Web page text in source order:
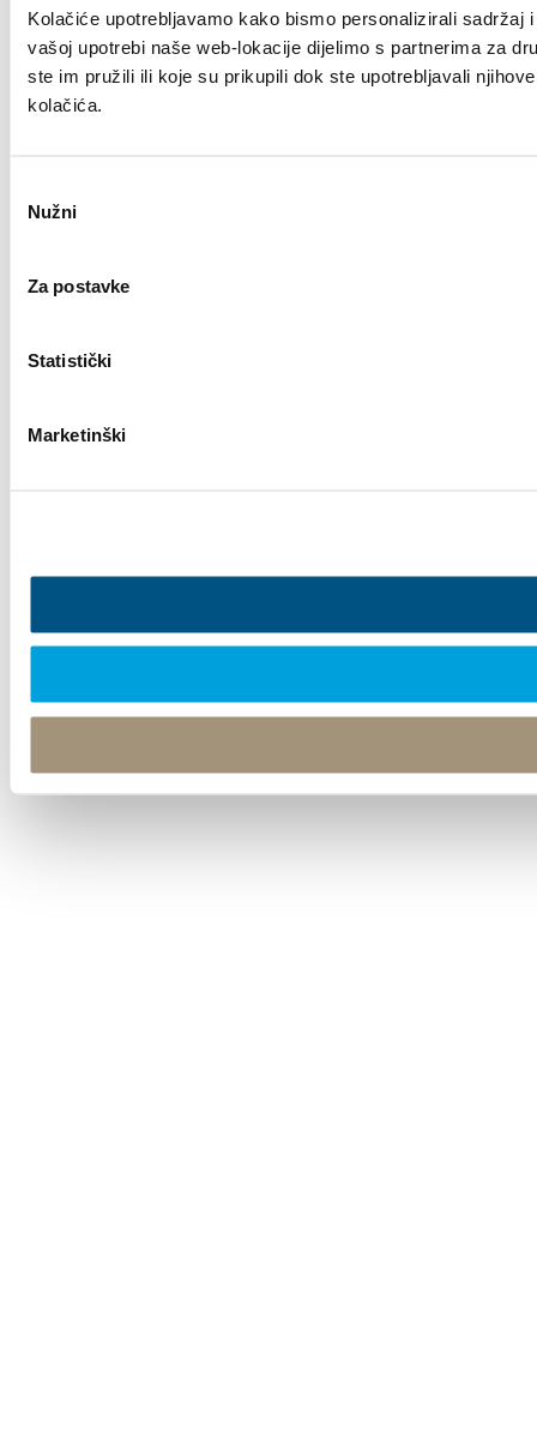
Kolačiće upotrebljavamo kako bismo personalizirali
vašoj upotrebi naše web-lokacije dijelimo s partnerima za
ste im pružili ili koje su prikupili dok ste upotrebljavali
kolačića.
pristanka
Nužni
Za postavke
Statistički
Marketinški